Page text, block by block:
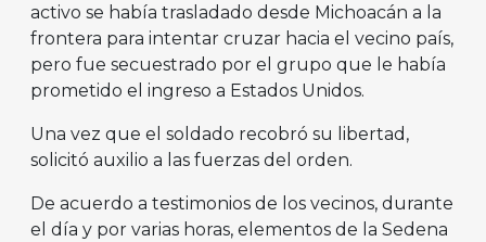
activo se había trasladado desde Michoacán a la
frontera para intentar cruzar hacia el vecino país,
pero fue secuestrado por el grupo que le había
prometido el ingreso a Estados Unidos.
Una vez que el soldado recobró su libertad,
solicitó auxilio a las fuerzas del orden.
De acuerdo a testimonios de los vecinos, durante
el día y por varias horas, elementos de la Sedena